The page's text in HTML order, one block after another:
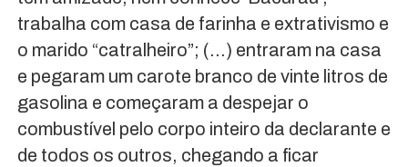
trabalha com casa de farinha e extrativismo e
o marido “catralheiro”; (…) entraram na casa
e pegaram um carote branco de vinte litros de
gasolina e começaram a despejar o
combustível pelo corpo inteiro da declarante e
de todos os outros, chegando a ficar